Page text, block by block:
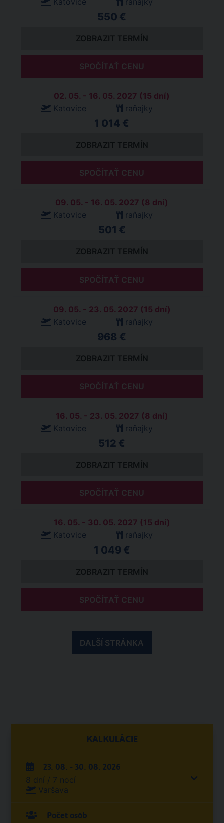
550 €
ZOBRAZIT TERMÍN
SPOČÍTAŤ CENU
02. 05. - 16. 05. 2027 (15 dní)
Katovice
raňajky
1 014 €
ZOBRAZIT TERMÍN
SPOČÍTAŤ CENU
09. 05. - 16. 05. 2027 (8 dní)
Katovice
raňajky
501 €
ZOBRAZIT TERMÍN
SPOČÍTAŤ CENU
09. 05. - 23. 05. 2027 (15 dní)
Katovice
raňajky
968 €
ZOBRAZIT TERMÍN
SPOČÍTAŤ CENU
16. 05. - 23. 05. 2027 (8 dní)
Katovice
raňajky
512 €
ZOBRAZIT TERMÍN
SPOČÍTAŤ CENU
16. 05. - 30. 05. 2027 (15 dní)
Katovice
raňajky
1 049 €
ZOBRAZIT TERMÍN
SPOČÍTAŤ CENU
DALŠÍ STRÁNKA
KALKULÁCIE
23. 08. - 30. 08. 2026
8 dní / 7 nocí
Varšava
Počet osôb